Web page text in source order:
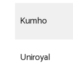
Kumho
Uniroyal